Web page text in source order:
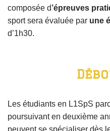
composée d’épreuves
sport sera évaluée par une
d’1h30.
Les étudiants en L1SpS
poursuivant en deuxième
peuvent se spécialiser dès